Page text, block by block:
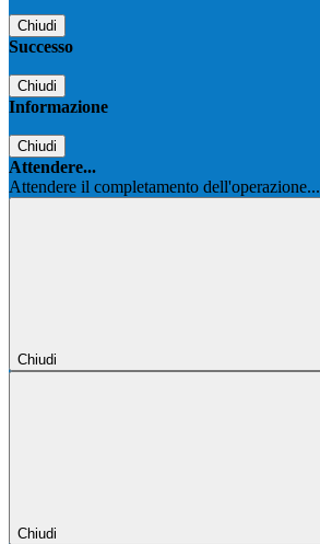
Chiudi
Successo
Chiudi
Informazione
Chiudi
Attendere...
Attendere il completamento dell'operazione...
Chiudi
Chiudi